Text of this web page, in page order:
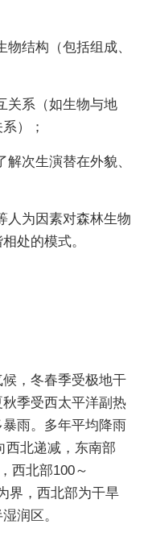
结构（包括组成、
关系（如生物与地
）；
次生演替在外貌、
人为因素对森林生物
处的模式。
，冬春季受极地干
季受西太平洋副热
雨。多年平均降雨
西北递减，东南部
西北部100～
界，西北部为干旱
润区。